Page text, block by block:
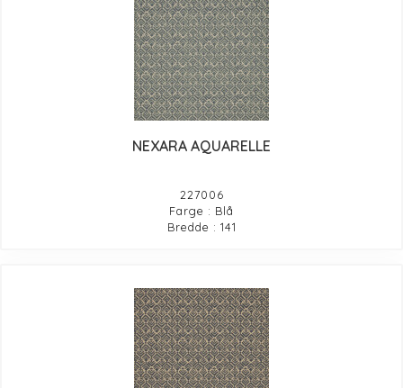
NEXARA AQUARELLE
227006
Farge : Blå
Bredde : 141